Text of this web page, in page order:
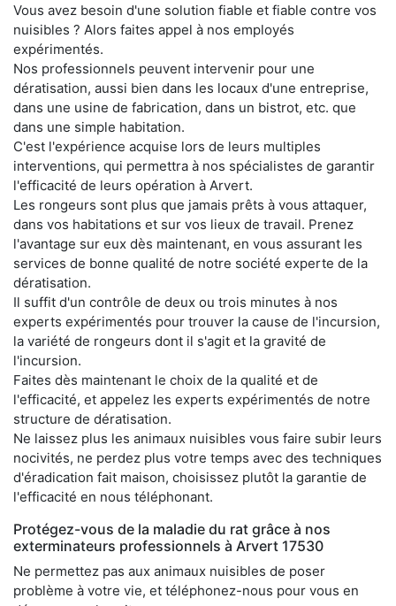
Vous avez besoin d'une solution fiable et fiable contre vos
nuisibles ? Alors faites appel à nos employés
expérimentés.
Nos professionnels peuvent intervenir pour une
dératisation, aussi bien dans les locaux d'une entreprise,
dans une usine de fabrication, dans un bistrot, etc. que
dans une simple habitation.
C'est l'expérience acquise lors de leurs multiples
interventions, qui permettra à nos spécialistes de garantir
l'efficacité de leurs opération à Arvert.
Les rongeurs sont plus que jamais prêts à vous attaquer,
dans vos habitations et sur vos lieux de travail. Prenez
l'avantage sur eux dès maintenant, en vous assurant les
services de bonne qualité de notre société experte de la
dératisation.
Il suffit d'un contrôle de deux ou trois minutes à nos
experts expérimentés pour trouver la cause de l'incursion,
la variété de rongeurs dont il s'agit et la gravité de
l'incursion.
Faites dès maintenant le choix de la qualité et de
l'efficacité, et appelez les experts expérimentés de notre
structure de dératisation.
Ne laissez plus les animaux nuisibles vous faire subir leurs
nocivités, ne perdez plus votre temps avec des techniques
d'éradication fait maison, choisissez plutôt la garantie de
l'efficacité en nous téléphonant.
Protégez-vous de la maladie du rat grâce à nos
exterminateurs professionnels à Arvert 17530
Ne permettez pas aux animaux nuisibles de poser
problème à votre vie, et téléphonez-nous pour vous en